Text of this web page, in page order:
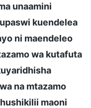
unaamini
kuendelea
ni maendeleo
wa kutafuta
na mtazamo
maoni